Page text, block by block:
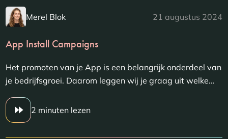
Merel Blok 21 augustus 2024
App Install Campaigns
Het promoten van je App is een belangrijk onderdeel van
je bedrijfsgroei. Daarom leggen wij je graag uit welke…
2 minuten lezen